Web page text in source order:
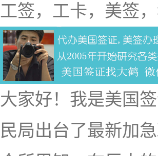
工签，工卡，美签
大家好！我是美国
民局出台了最新加